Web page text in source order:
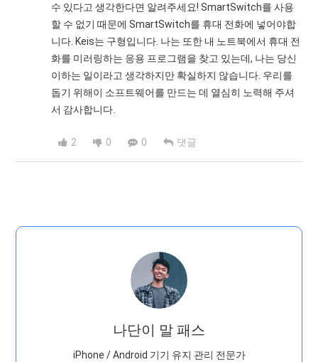
수 있다고 생각한다면 알려주세요! SmartSwitch를 사용
할 수 없기 때문에 SmartSwitch를 휴대 전화에 넣어야합
니다. Keis는 구형입니다. 나는 또한 내 노트북에서 휴대 전
화를 미러링하는 응용 프로그램을 찾고 있는데, 나는 당신
이하는 일이라고 생각하지만 확실하지 않습니다. 우리를
돕기 위해이 소프트웨어를 만드는 데 열심히 노력해 주셔
서 감사합니다.
2 0 0 댓글
나단이 말 패스
iPhone / Android 기기 유지 관리 전문가